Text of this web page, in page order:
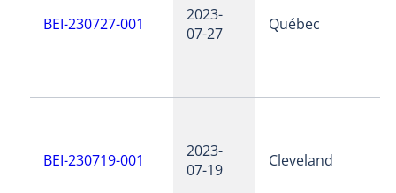
BEI-230727-001
2023-
07-27
Québec
BEI-230719-001
2023-
07-19
Cleveland